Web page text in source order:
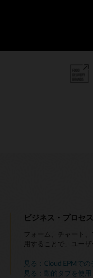
を選択したお客様のユ
ビジネス・プロセ
フォーム、チャート
用することで、ユー
見る：Cloud EPMでの
見る：動的タブを使